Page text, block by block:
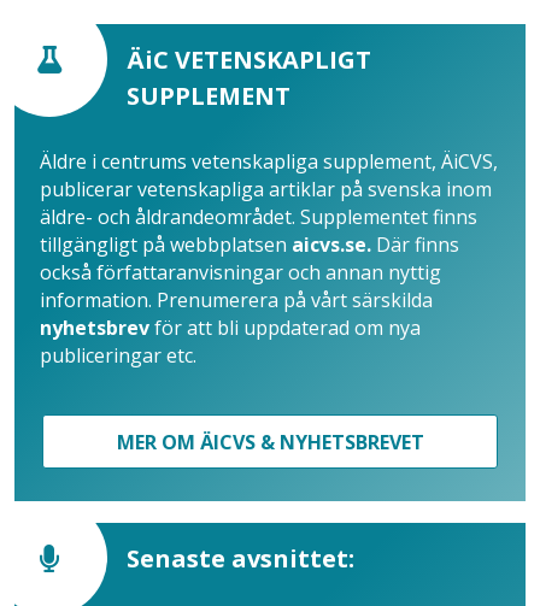
ÄiC VETENSKAPLIGT
SUPPLEMENT
Äldre i centrums vetenskapliga supplement, ÄiCVS,
publicerar vetenskapliga artiklar på svenska inom
äldre- och åldrandeområdet. Supplementet finns
tillgängligt på webbplatsen aicvs.se. Där finns
också författaranvisningar och annan nyttig
information. Prenumerera på vårt särskilda
nyhetsbrevför att bli uppdaterad om nya
publiceringar etc.
MER OM ÄICVS & NYHETSBREVET
Senaste avsnittet: